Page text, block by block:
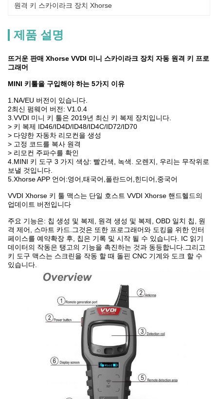
원격 키 스카이라크 장치 Xhorse
제품 설명
뜨거운 판매 Xhorse VVDI 미니 스카이라크 장치 자동 원격 키 프로
그래머
MINI 키툴을 구입해야 하는 5가지 이유
1.NA/EU 버전이 있습니다.
2최신 펌웨어 버전: V1.0.4
3.VVDI 미니 키 툴은 2019년 최신 키 복제 장치입니다.
> 키 복제 ID46/ID4D/ID48/ID4C/ID72/ID70
> 다양한 자동차 리모컨을 생성
> 고정 코드를 복사 원격
> 리모컨 주파수를 확인
4.MINI 키 도구 3 가지 색상: 빨간색, 녹색. 오렌지, 우리는 무작위로
보낼 것입니다.
5.Xhorse APP 언어:영어,태국어,폴란드어,힌디어,중국어
VVDI Xhorse 키 툴 맥스는 단일 호스트 VVDI Xhorse 핸드헬드의
업데이트 버전입니다
주요 기능은: 칩 생성 및 복제, 원격 생성 및 복제, OBD 일치 칩, 원
격 제어, 스마트 카드.그것은 또한 프로그래머와 도킹을 위한 인터
페이스를 예약확장 후, 칩은 기록 및 시작 될 수 있습니다. IC 읽기
데이터의 작동은 탱고의 기능을 촉진하는 것과 동등합니다.그리고
키 도구 맥스는 스크린을 작동 할 때 돌핀 CNC 기계와 도크 할 수
있습니다.